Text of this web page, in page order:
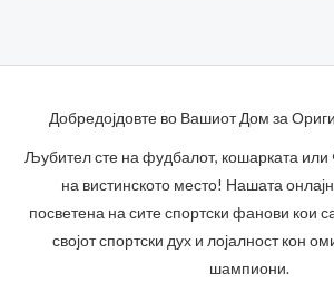
Добредојдовте во Вашиот Дом за
Љубител сте на фудбалот, кошарката
на вистинското место! Нашата
посветена на сите спортски фанови кои
својот спортски дух и лојалност кон
шампиони.